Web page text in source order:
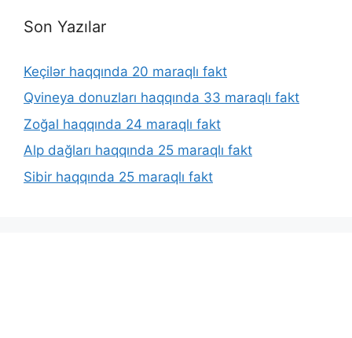
Son Yazılar
Keçilər haqqında 20 maraqlı fakt
Qvineya donuzları haqqında 33 maraqlı fakt
Zoğal haqqında 24 maraqlı fakt
Alp dağları haqqında 25 maraqlı fakt
Sibir haqqında 25 maraqlı fakt